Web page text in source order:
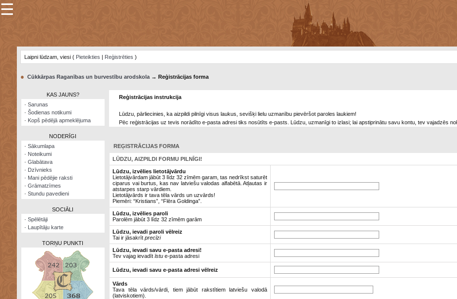
×
Šodienas
Visatcera
almanahs
☰
Laipni lūdzam, viesi ( Pieteikties | Reģistrēties )
● Cūkkārpas Raganības un burvestību arodskola→ Reģistrācijas forma
KAS JAUNS?
· Sarunas
· Šodienas notikumi
· Kopš pēdējā apmeklējuma
NODERĪGI
· Sākumlapa
· Noteikumi
· Glabātava
· Dzīvnieks
· Mani pēdējie raksti
· Grāmatzīmes
· Stundu pavedieni
SOCIĀLI
· Spēlētāji
· Laupītāju karte
TORŅU PUNKTI
Reģistrācijas instrukcija
Lūdzu, pārliecinies, ka aizpildi pilnīgi visus laukus, sevišķi lielu uzmanību pievēršot paroles laukiem!
Pēc reģistrācijas uz tevis norādīto e-pasta adresi tiks nosūtīts e-pasts. Lūdzu, uzmanīgi to izlasi; lai apstiprinātu savu kontu, tev vajadzēs
REĢISTRĀCIJAS FORMA
LŪDZU, AIZPILDI FORMU PILNĪGI!
Lūdzu, izvēlies lietotājvārdu
Lietotājvārdam jābūt 3 līdz 32 zīmēm garam, tas nedrīkst saturēt
ciparus vai burtus, kas nav latviešu valodas alfabētā. Atļautas ir
atstarpes starp vārdiem.
Lietotājvārds ir tava tēla vārds un uzvārds!
Piemēri: “Kristians”, “Flēra Goldinga”.
Lūdzu, izvēlies paroli
Parolēm jābūt 3 līdz 32 zīmēm garām
Lūdzu, ievadi paroli vēlreiz
Tai ir jāsakrīt precīzi
Lūdzu, ievadi savu e-pasta adresi!
Tev vajag ievadīt īstue-pasta adresi
Lūdzu, ievadi savu e-pasta adresi vēlreiz
Vārds
Tava tēla vārds/vārdi, tiem jābūt rakstītiem latviešu valodā
(latviskotiem).